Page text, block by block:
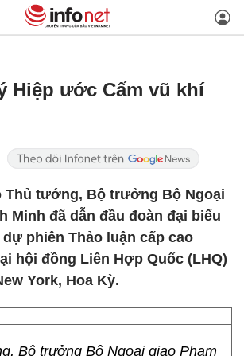
Hiệp ước Cấm vũ khí
Thủ tướng, Bộ trưởng Bộ Ngoại
Minh đã dẫn đầu đoàn đại biểu
phiên Thảo luận cấp cao
hội đồng Liên Hợp Quốc (LHQ)
York, Hoa Kỳ.
Bộ trưởng Bộ Ngoại giao Phạm